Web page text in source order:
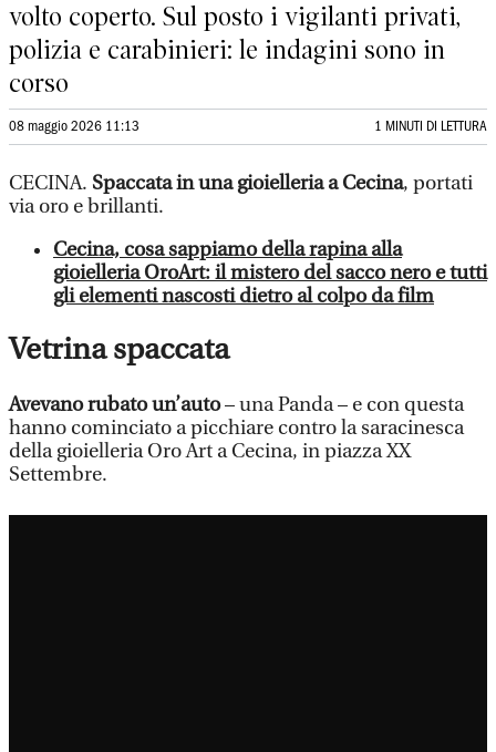
volto coperto. Sul posto i vigilanti privati,
polizia e carabinieri: le indagini sono in
corso
08 maggio 2026 11:13 1 MINUTI DI LETTURA
CECINA. Spaccata in una gioielleria a Cecina, portati
via oro e brillanti.
Cecina, cosa sappiamo della rapina alla
gioielleria OroArt: il mistero del sacco nero e tutti
gli elementi nascosti dietro al colpo da film
Vetrina spaccata
Avevano rubato un’auto– una Panda – e con questa
hanno cominciato a picchiare contro la saracinesca
della gioielleria Oro Art a Cecina, in piazza XX
Settembre.